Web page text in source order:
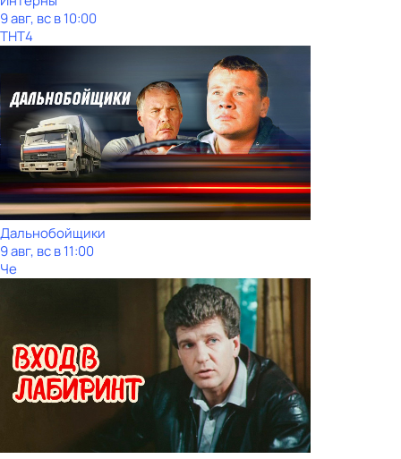
9 авг, вс в 10:00
ТНТ4
Дальнобойщики
9 авг, вс в 11:00
Че